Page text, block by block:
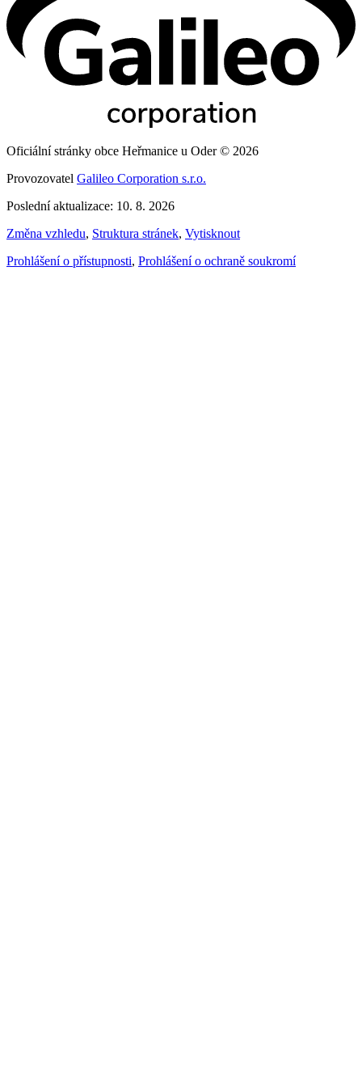
Oficiální stránky obce Heřmanice u Oder © 2026
Provozovatel Galileo Corporation s.r.o.
Poslední aktualizace: 10. 8. 2026
Změna vzhledu, Struktura stránek, Vytisknout
Prohlášení o přístupnosti, Prohlášení o ochraně soukromí